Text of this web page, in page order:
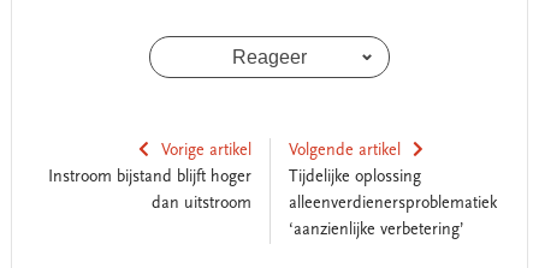
Reageer
Vorige artikel
Instroom bijstand blijft hoger
dan uitstroom
Volgende artikel
Tijdelijke oplossing
alleenverdienersproblematiek
‘aanzienlijke verbetering’